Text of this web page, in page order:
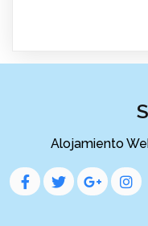
Alojamiento